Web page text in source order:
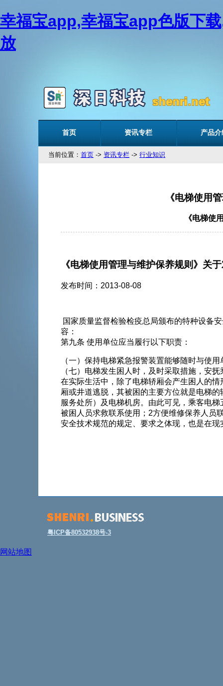
幸福宝app,幸福宝app色版下
放
首页 资讯专栏 产品介
当前位置： 首页 -> 资讯专栏 -> 行业知识
《电梯使用
《电梯使
《电梯使用管理与维护保养规则》关
发布时间：2013-08-08
国家质量监督检验检疫总局颁布的特种设备
容：
第九条 使用单位应当履行以下职责：
（一）保持电梯紧急报警装置能够随时与使
（七）电梯发生困人时，及时采取措施，安
在实际生活中，除了电梯轿厢会产生困人的
厢或井道逃脱，其被困的主要方位就是电梯的
服务处所）及电梯机房。由此可见，乘客
被困人员求救联系使用；2方便维修保养人员
安全技术规范的规定、要求之体现，也是
粤ICP备80532938号-3
网站地图